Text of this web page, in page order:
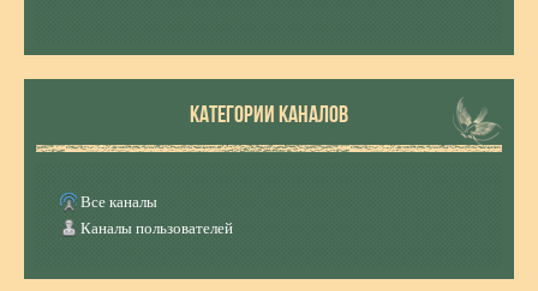
КАТЕГОРИИ КАНАЛОВ
Все каналы
Каналы пользователей